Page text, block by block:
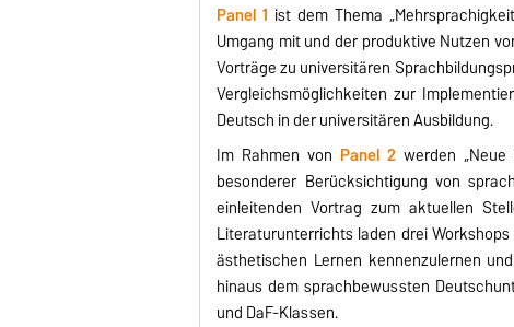
Panel 1 ist dem Thema
Umgang mit und der produktive Nutzen
Vorträge zu universitären
Vergleichsmöglichkeiten zur
Deutsch in der universitären Ausbildung.
Im Rahmen von Panel 2werden „Neue
besonderer Berücksichtigung von
einleitenden Vortrag zum aktuellen
Literaturunterrichts laden drei
ästhetischen Lernen kennenzulernen
hinaus dem sprachbewussten
und DaF-Klassen.